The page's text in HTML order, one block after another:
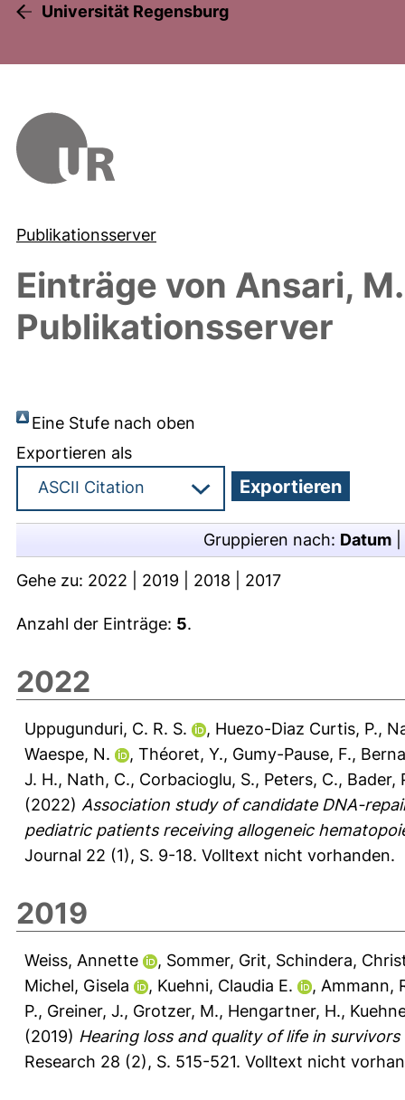
Universität Regensburg
Publikationsserver
Einträge von Ansari, M.
Publikationsserver
Eine Stufe nach oben
Exportieren als
Gruppieren nach: Datum
Gehe zu: 2022 2019 2018 2017
Anzahl der Einträge: 5.
2022
Uppugunduri, C. R. S. , Huezo-Diaz Curtis, P.,
Waespe, N.
, Théoret, Y., Gumy-Pause, F.,
J. H., Nath, C., Corbacioglu, S., Peters, C., Bader,
(2022) Association study of candidate DNA-
pediatric patients receiving allogeneic
Journal 22 (1), S. 9-18. Volltext nicht vorhanden.
2019
Weiss, Annette , Sommer, Grit, Schindera,
Michel, Gisela
, Kuehni, Claudia E. , Ammann,
P., Greiner, J., Grotzer, M., Hengartner, H.,
(2019) Hearing loss and quality of life in
Research 28 (2), S. 515-521. Volltext nicht